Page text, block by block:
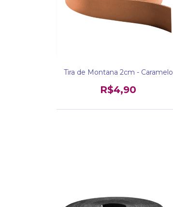
Tira de Montana 2cm - Caramelo
R$4,90